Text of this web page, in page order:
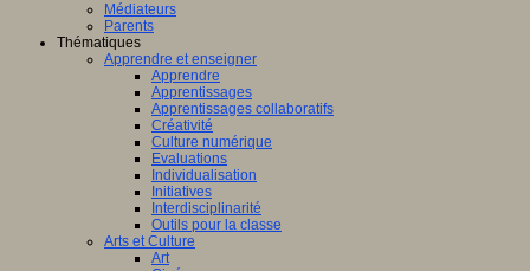
Médiateurs
Parents
Thématiques
Apprendre et enseigner
Apprendre
Apprentissages
Apprentissages collaboratifs
Créativité
Culture numérique
Evaluations
Individualisation
Initiatives
Interdisciplinarité
Outils pour la classe
Arts et Culture
Art